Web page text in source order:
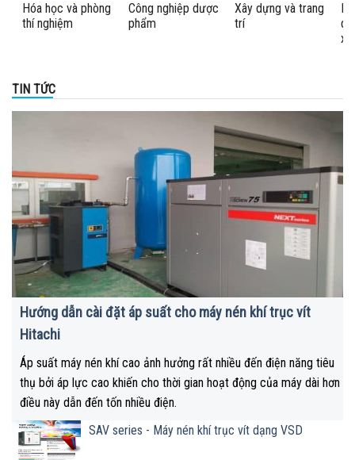
Xây dựng và trang
trí
Hóa học và phòng
thí nghiệm
Công nghiệp dược
phẩm
TIN TỨC
Hướng dẫn cài đặt áp suất cho máy nén khí trục vít
Hitachi
Áp suất máy nén khí cao ảnh hưởng rất nhiều đến điện năng tiêu
thụ bởi áp lực cao khiến cho thời gian hoạt động của máy dài hơn
điều này dẫn đến tốn nhiều điện.
SAV series - Máy nén khí trục vít dạng VSD